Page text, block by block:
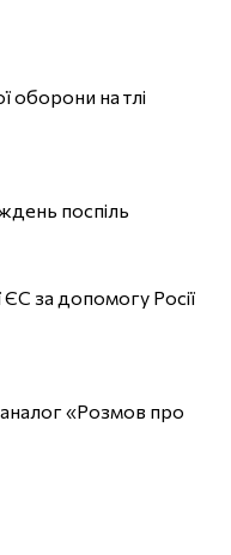
оборони на тлі
поспіль
ЄС за допомогу Росії
аналог «Розмов про